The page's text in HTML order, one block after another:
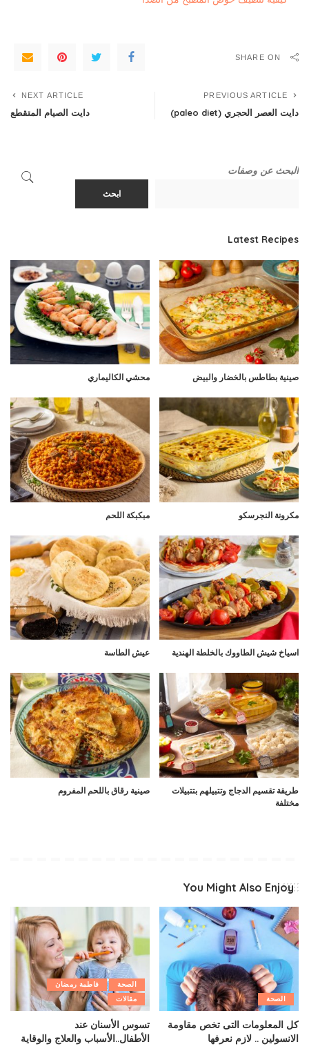
SHARE ON
PREVIOUS ARTICLE
دايت العصر الحجري (paleo diet)
NEXT ARTICLE
دايت الصيام المتقطع
البحث عن وصفات
ابحث
Latest Recipes
صينية بطاطس بالخضار والبيض محشي الكاليماري
مكرونة النجرسكو مبكبكة اللحم
اسياخ شيش الطاووك بالخلطة الهندية عيش الطاسة
طريقة تقسيم الدجاج وتتبيلهم بتتبيلات
مختلفة
صينية رقاق باللحم المفروم
You Might Also Enjoy
الصحة
كل المعلومات التى تخص مقاومة
الانسولين .. لازم نعرفها
الصحة
فاطمة رمضان
مقالات
تسوس الأسنان عند
الأطفال..الأسباب والعلاج والوقاية